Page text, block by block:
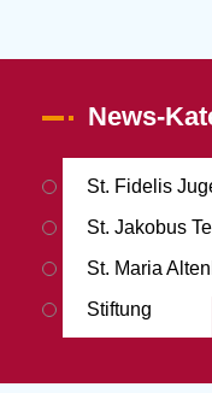
News-
St. Fidelis
St. Jakobus
St. Maria
Stiftung